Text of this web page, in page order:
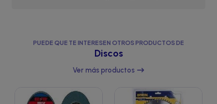
PUEDE QUE TE INTERESEN OTROS PRODUCTOS DE
Discos
Ver más productos